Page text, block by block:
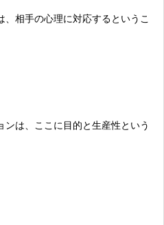
相手の心理に対応するというこ
ンは、ここに目的と生産性という